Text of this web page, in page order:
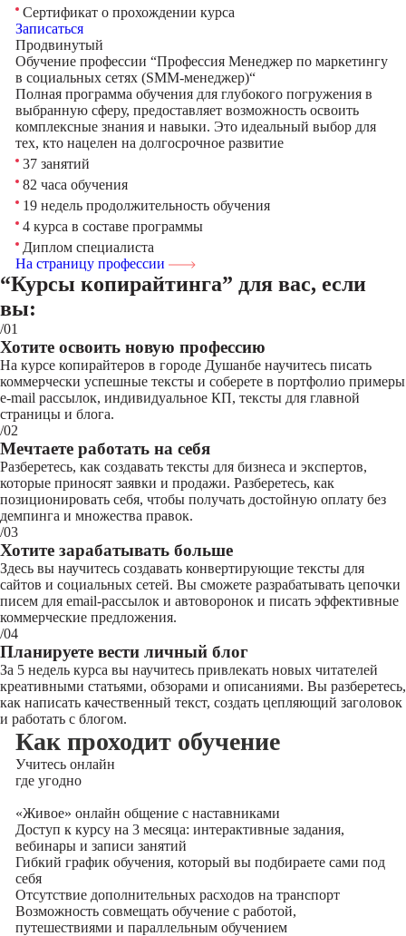
Сертификат о прохождении курса
Записаться
Продвинутый
Обучение профессии “Профессия Менеджер по маркетингу
в социальных сетях (SMM-менеджер)“
Полная программа обучения для глубокого погружения в
выбранную сферу, предоставляет возможность освоить
комплексные знания и навыки. Это идеальный выбор для
тех, кто нацелен на долгосрочное развитие
37 занятий
82 часа обучения
19 недель продолжительность обучения
4 курса в составе программы
Диплом специалиста
На страницу профессии
“Курсы копирайтинга” для вас, если
вы:
/01
Хотите освоить новую профессию
На курсе копирайтеров в городе Душанбе научитесь писать
коммерчески успешные тексты и соберете в портфолио примеры
e-mail рассылок, индивидуальное КП, тексты для главной
страницы и блога.
/02
Мечтаете работать на себя
Разберетесь, как создавать тексты для бизнеса и экспертов,
которые приносят заявки и продажи. Разберетесь, как
позиционировать себя, чтобы получать достойную оплату без
демпинга и множества правок.
/03
Хотите зарабатывать больше
Здесь вы научитесь создавать конвертирующие тексты для
сайтов и социальных сетей. Вы сможете разрабатывать цепочки
писем для email-рассылок и автоворонок и писать эффективные
коммерческие предложения.
/04
Планируете вести личный блог
За 5 недель курса вы научитесь привлекать новых читателей
креативными статьями, обзорами и описаниями. Вы разберетесь,
как написать качественный текст, создать цепляющий заголовок
и работать с блогом.
Как проходит обучение
Учитесь онлайн
где угодно
«Живое» онлайн общение с наставниками
Доступ к курсу на 3 месяца: интерактивные задания,
вебинары и записи занятий
Гибкий график обучения, который вы подбираете сами под
себя
Отсутствие дополнительных расходов на транспорт
Возможность совмещать обучение с работой,
путешествиями и параллельным обучением